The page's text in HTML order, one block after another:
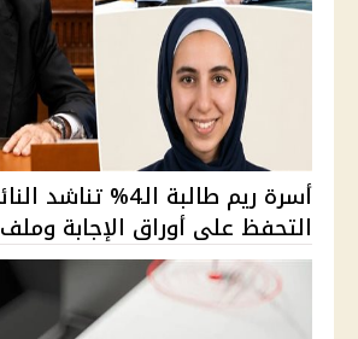
أسرة ريم طالبة الـ4%
التحفظ على أوراق الإجابة